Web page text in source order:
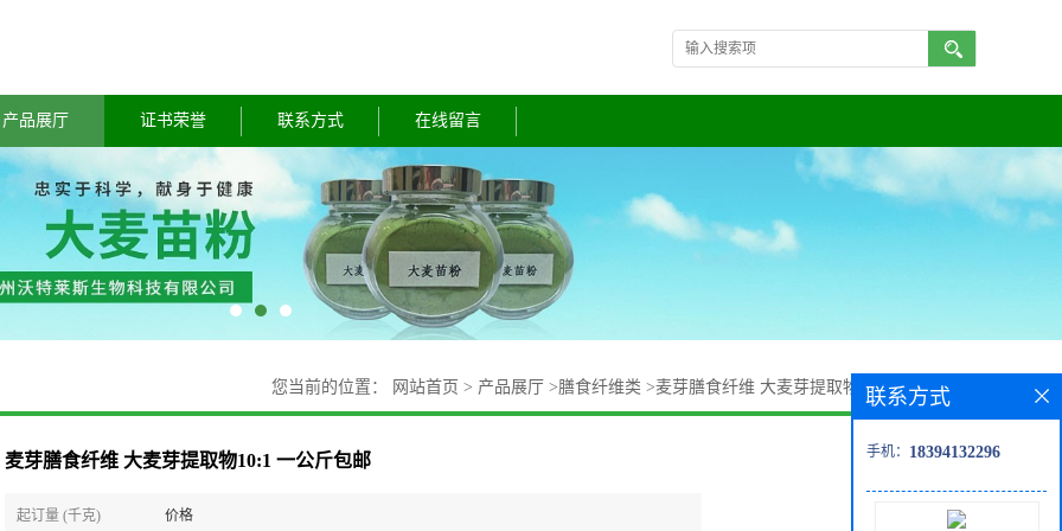
产品展厅 证书荣誉 联系方式 在线留言
您当前的位置： 网站首页 > 产品展厅 >膳食纤维类 >麦芽膳食纤维 大麦芽提取物10:1 一公斤包邮
麦芽膳食纤维 大麦芽提取物10:1 一公斤包邮
起订量 (千克) 价格
联系方式
手机： 18394132296